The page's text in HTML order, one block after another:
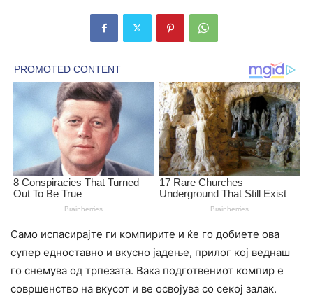
Само испасирајте ги компирите и ќе го добиете ова
супер едноставно и вкусно јадење, прилог кој веднаш
го снемува од трпезата. Вака подготвениот компир е
совршенство на вкусот и ве освојува со секој залак.